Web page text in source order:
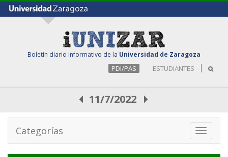
Boletín diario informativo de la Universidad de Zaragoza
PDI/PAS ESTUDIANTES
11/7/2022
Toggle
Categorías